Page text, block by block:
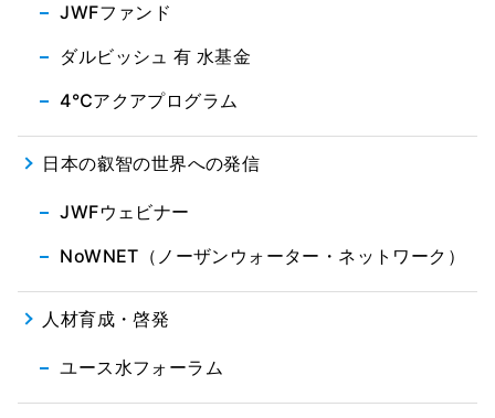
JWFファンド
ダルビッシュ 有 水基金
4℃アクアプログラム
日本の叡智の世界への発信
JWFウェビナー
NoWNET（ノーザンウォーター・ネットワーク）
人材育成・啓発
ユース水フォーラム